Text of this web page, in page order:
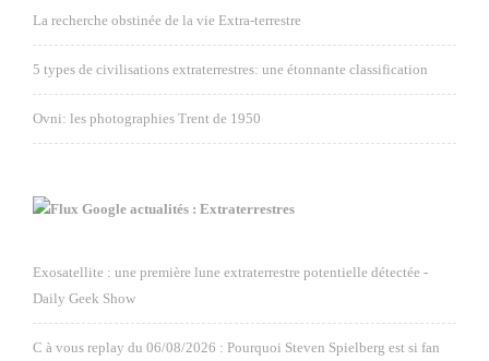
La recherche obstinée de la vie Extra-terrestre
5 types de civilisations extraterrestres: une étonnante classification
Ovni: les photographies Trent de 1950
Google actualités : Extraterrestres
Exosatellite : une première lune extraterrestre potentielle détectée -
Daily Geek Show
C à vous replay du 06/08/2026 : Pourquoi Steven Spielberg est si fan